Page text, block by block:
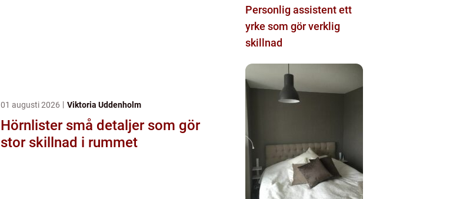
01 augusti 2026 Viktoria Uddenholm
Hörnlister små detaljer som gör
stor skillnad i rummet
Personlig assistent ett
yrke som gör verklig
skillnad